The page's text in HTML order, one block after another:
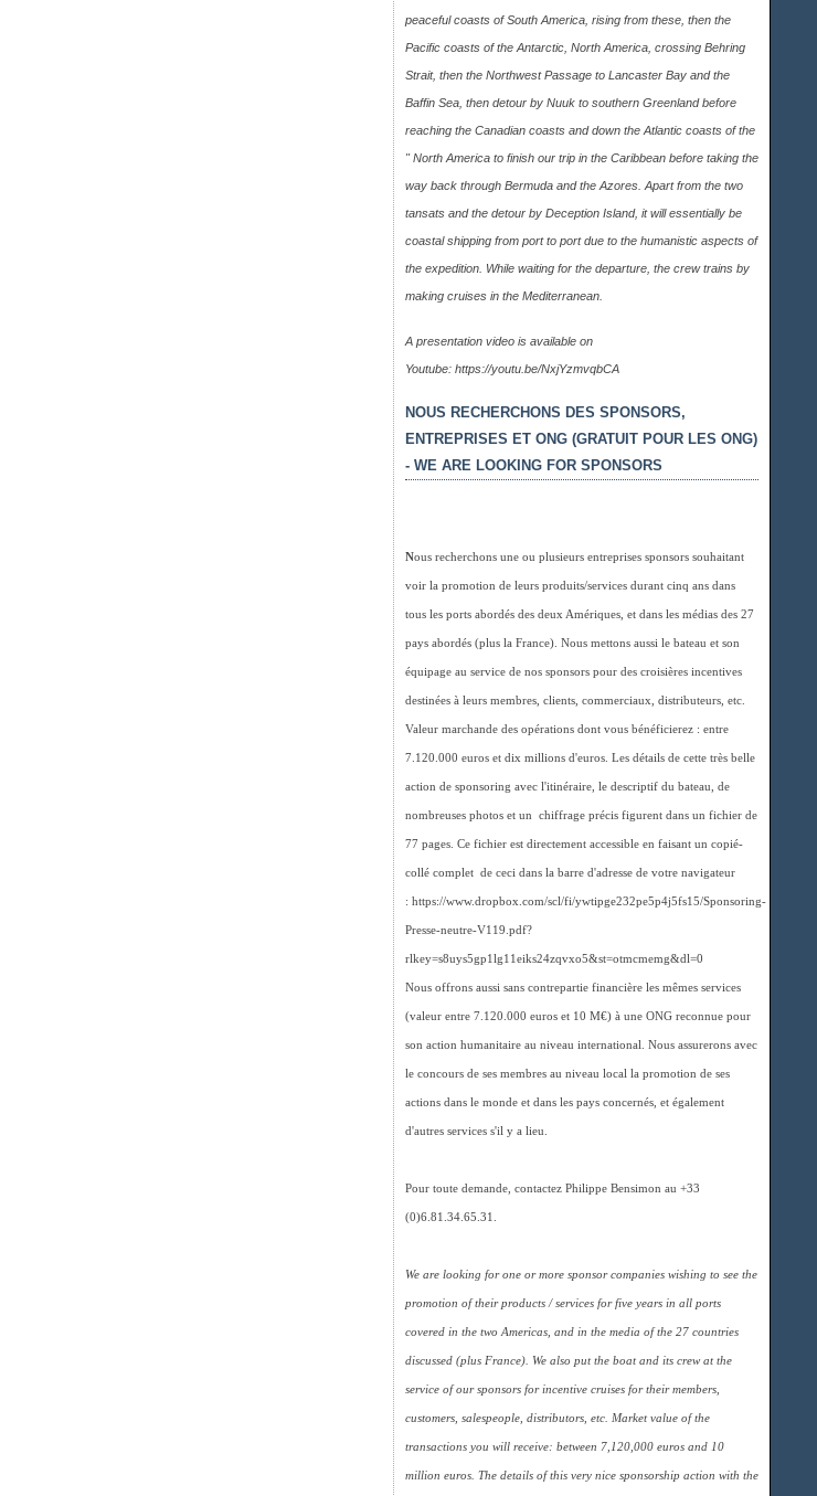
peaceful coasts of South America, rising from these, then the
Pacific coasts of the Antarctic, North America, crossing Behring
Strait, then the Northwest Passage to Lancaster Bay and the
Baffin Sea, then detour by Nuuk to southern Greenland before
reaching the Canadian coasts and down the Atlantic coasts of the
" North America to finish our trip in the Caribbean before taking the
way back through Bermuda and the Azores. Apart from the two
tansats and the detour by Deception Island, it will essentially be
coastal shipping from port to port due to the humanistic aspects of
the expedition. While waiting for the departure, the crew trains by
making cruises in the Mediterranean.
A presentation video is available on
Youtube: https://youtu.be/NxjYzmvqbCA
NOUS RECHERCHONS DES SPONSORS,
ENTREPRISES ET ONG (GRATUIT POUR LES ONG)
- WE ARE LOOKING FOR SPONSORS
Nous recherchons une ou plusieurs entreprises sponsors souhaitant
voir la promotion de leurs produits/services durant cinq ans dans
tous les ports abordés des deux Amériques, et dans les médias des 27
pays abordés (plus la France). Nous mettons aussi le bateau et son
équipage au service de nos sponsors pour des croisières incentives
destinées à leurs membres, clients, commerciaux, distributeurs, etc.
Valeur marchande des opérations dont vous bénéficierez : entre
7.120.000 euros et dix millions d'euros. Les détails de cette très belle
action de sponsoring avec l'itinéraire, le descriptif du bateau, de
nombreuses photos et un chiffrage précis figurent dans un fichier de
77 pages. Ce fichier est directement accessible en faisant un copié-
collé complet de ceci dans la barre d'adresse de votre navigateur
: https://www.dropbox.com/scl/fi/ywtipge232pe5p4j5fs15/Sponsoring-
Presse-neutre-V119.pdf?
rlkey=s8uys5gp1lg11eiks24zqvxo5&st=otmcmemg&dl=0
Nous offrons aussi sans contrepartie financière les mêmes services
(valeur entre 7.120.000 euros et 10 M€) à une ONG reconnue pour
son action humanitaire au niveau international. Nous assurerons avec
le concours de ses membres au niveau local la promotion de ses
actions dans le monde et dans les pays concernés, et également
d'autres services s'il y a lieu.
Pour toute demande, contactez Philippe Bensimon au +33
(0)6.81.34.65.31.
We are looking for one or more sponsor companies wishing to see the
promotion of their products / services for five years in all ports
covered in the two Americas, and in the media of the 27 countries
discussed (plus France). We also put the boat and its crew at the
service of our sponsors for incentive cruises for their members,
customers, salespeople, distributors, etc. Market value of the
transactions you will receive: between 7,120,000 euros and 10
million euros. The details of this very nice sponsorship action with the